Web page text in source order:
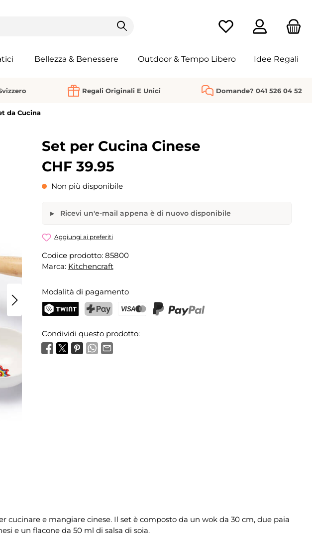
Hai 0 articoli nella
Bellezza & Benessere Outdoor & Tempo Libero Idee Regali
Regali Originali E Unici Domande? 041 526 04 52
da Cucina
Set per Cucina Cinese
CHF 39.95
Non più disponibile
Ricevi un'e-mail appena è di nuovo disponibile
Il tuo nome
Attiva la notifica
Aggiungi ai preferiti
Codice prodotto: 85800
Marca: Kitchencraft
Modalità di pagamento
Condividi questo prodotto:
e mangiare cinese. Il set è composto da un wok da 30 cm, due paia
e un flacone da 50 ml di salsa di soia.